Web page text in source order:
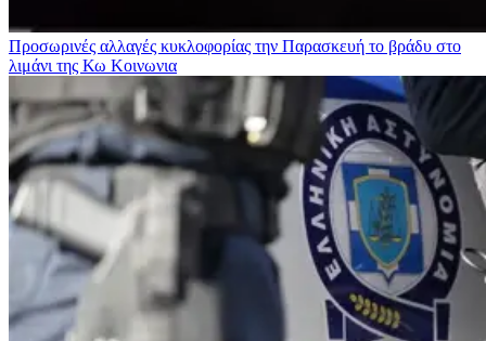
Προσωρινές αλλαγές κυκλοφορίας την Παρασκευή το βράδυ στο
λιμάνι της Κω Κοινωνια